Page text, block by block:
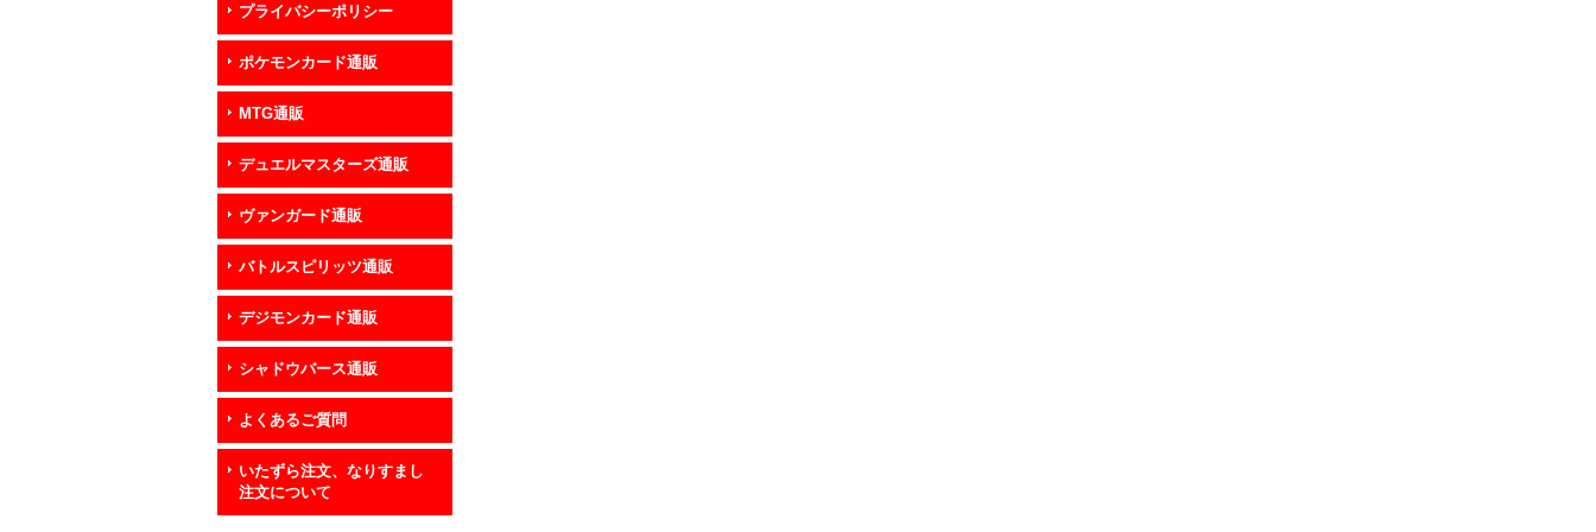
プライバシーポリシー
ポケモンカード通販
MTG通販
デュエルマスターズ通販
ヴァンガード通販
バトルスピリッツ通販
デジモンカード通販
シャドウバース通販
よくあるご質問
いたずら注文、なりすまし
注文について